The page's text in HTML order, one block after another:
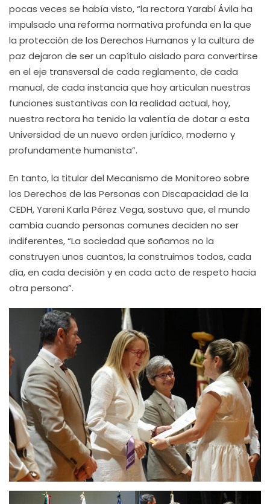
pocas veces se había visto, “la rectora Yarabí Ávila ha
impulsado una reforma normativa profunda en la que
la protección de los Derechos Humanos y la cultura de
paz dejaron de ser un capítulo aislado para convertirse
en el eje transversal de cada reglamento, de cada
manual, de cada instancia que hoy articulan nuestras
funciones sustantivas con la realidad actual, hoy,
nuestra rectora ha tenido la valentía de dotar a esta
Universidad de un nuevo orden jurídico, moderno y
profundamente humanista”.
En tanto, la titular del Mecanismo de Monitoreo sobre
los Derechos de las Personas con Discapacidad de la
CEDH, Yareni Karla Pérez Vega, sostuvo que, el mundo
cambia cuando personas comunes deciden no ser
indiferentes, “La sociedad que soñamos no la
construyen unos cuantos, la construimos todos, cada
día, en cada decisión y en cada acto de respeto hacia
otra persona”.